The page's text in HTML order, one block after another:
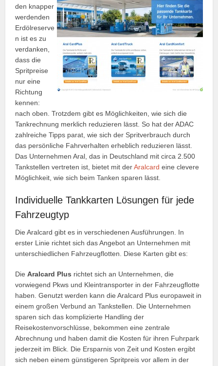
den knapper
werdenden
Erdölreserve
n ist es zu
verdanken,
dass die
Spritpreise
nur eine
Richtung
kennen:
nach oben. Trotzdem gibt es Möglichkeiten, wie sich die
Tankrechnung merklich reduzieren lässt. So hat der ADAC
zahlreiche Tipps parat, wie sich der Spritverbrauch durch
das persönliche Fahrverhalten erheblich reduzieren lässt.
Das Unternehmen Aral, das in Deutschland mit circa 2.500
Tankstellen vertreten ist, bietet mit derAralcard eine clevere
Möglichkeit, wie sich beim Tanken sparen lässt.
Individuelle Tankkarten Lösungen für jede
Fahrzeugtyp
Die Aralcard gibt es in verschiedenen Ausführungen. In
erster Linie richtet sich das Angebot an Unternehmen mit
unterschiedlichen Fahrzeugflotten. Diese Karten gibt es:
DieAralcard Plus richtet sich an Unternehmen, die
vorwiegend Pkws und Kleintransporter in der Fahrzeugflotte
haben. Genutzt werden kann die Aralcard Plus europaweit in
einem großen Verbund an Tankstellen. Die Unternehmen
sparen sich das komplizierte Handling der
Reisekostenvorschlüsse, bekommen eine zentrale
Abrechnung und haben damit die Kosten für ihren Fuhrpark
jederzeit im Blick. Die Ersparnis von Zeit und Kosten ergibt
sich neben einem günstigeren Spritpreis vor allem in der